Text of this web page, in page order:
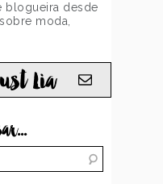
blogueira desde
moda,
Lia